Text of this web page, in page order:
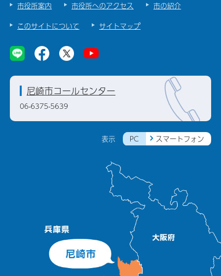
市役所案内 市役所へのアクセス
市の紹介
このサイトについて
サイトマップ
表示 PC スマートフォン
尼崎市コールセンター
06-6375-5639